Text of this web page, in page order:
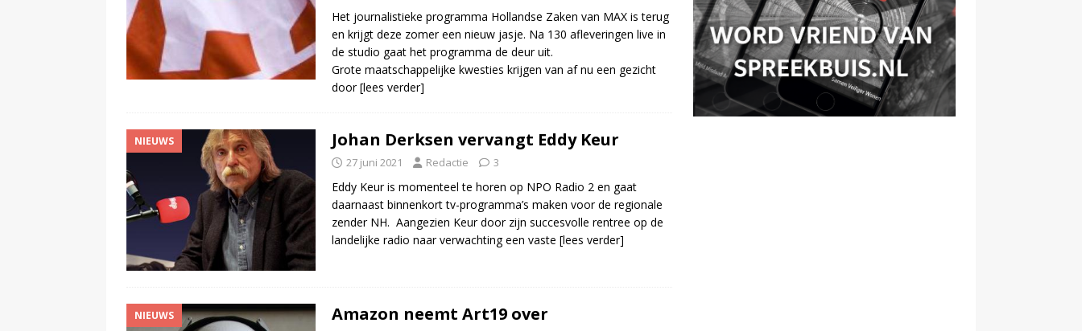
Het journalistieke programma Hollandse Zaken van MAX is terug
en krijgt deze zomer een nieuw jasje. Na 130 afleveringen live in
de studio gaat het programma de deur uit.
Grote maatschappelijke kwesties krijgen van af nu een gezicht
door[lees verder]
NIEUWS Johan Derksen vervangt Eddy Keur
27 juni 2021 Redactie 3
Eddy Keur is momenteel te horen op NPO Radio 2 en gaat
daarnaast binnenkort tv-programma’s maken voor de regionale
zender NH. Aangezien Keur door zijn succesvolle rentree op de
landelijke radio naar verwachting een vaste [lees verder]
NIEUWS Amazon neemt Art19 over